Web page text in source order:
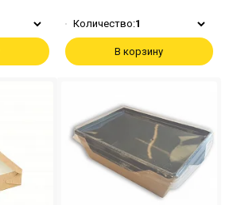
Количество:1
В корзину